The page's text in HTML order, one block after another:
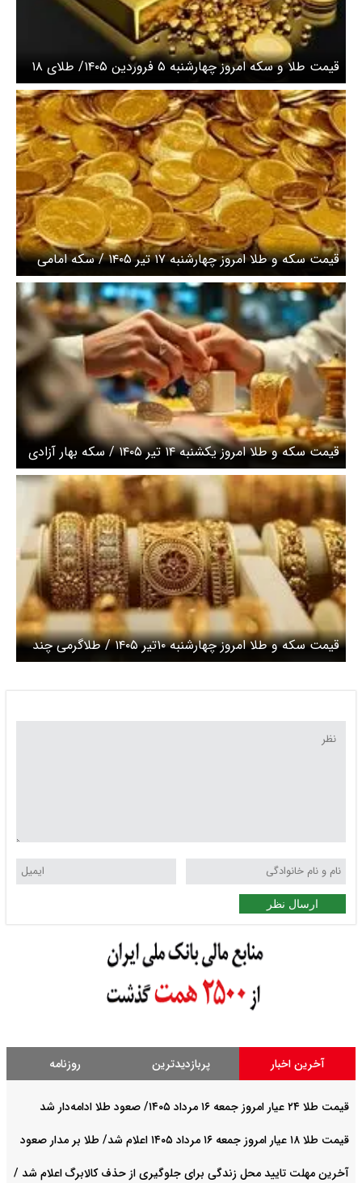
قیمت طلا و سکه امروز چهارشنبه ۵ فروردین ۱۴۰۵/ طلای ۱۸
عیار و سکه امامی چند؟ + جدول
قیمت سکه و طلا امروز چهارشنبه ۱۷ تیر ۱۴۰۵ / سکه امامی
۱۸۰ میلیون شد + جدول
قیمت سکه و طلا امروز یکشنبه ۱۴ تیر ۱۴۰۵ / سکه بهار آزادی
چند؟ + جدول
قیمت سکه و طلا امروز چهارشنبه ۱۰تیر ۱۴۰۵ / طلاگرمی چند
شد ؟ + جدول
ارسال نظر
آخرین اخبار پربازدیدترین روزنامه
قیمت طلا ۲۴ عیار امروز جمعه ۱۶ مرداد ۱۴۰۵/ صعود طلا ادامه‌دار شد
قیمت طلا ۱۸ عیار امروز جمعه ۱۶ مرداد ۱۴۰۵ اعلام شد/ طلا بر مدار صعود
آخرین مهلت تایید محل زندگی برای جلوگیری از حذف کالابرگ اعلام شد /